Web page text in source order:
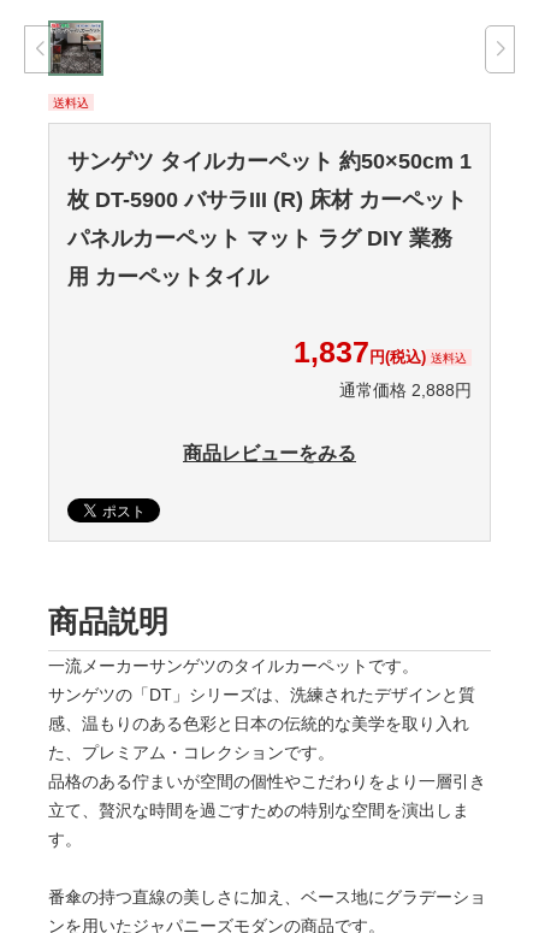
送料込
サンゲツ タイルカーペット 約50×50cm 1
枚 DT-5900 バサラIII (R) 床材 カーペット
パネルカーペット マット ラグ DIY 業務
用 カーペットタイル
1,837 円(税込) 送料込
通常価格 2,888円
商品レビューをみる
商品説明
一流メーカーサンゲツのタイルカーペットです。
サンゲツの「DT」シリーズは、洗練されたデザインと質
感、温もりのある色彩と日本の伝統的な美学を取り入れ
た、プレミアム・コレクションです。
品格のある佇まいが空間の個性やこだわりをより一層引き
立て、贅沢な時間を過ごすための特別な空間を演出しま
す。
番傘の持つ直線の美しさに加え、ベース地にグラデーショ
ンを用いたジャパニーズモダンの商品です。